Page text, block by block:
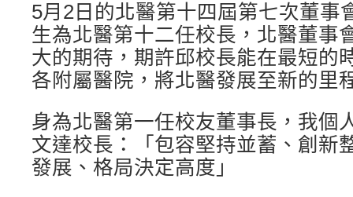
5月2日的北醫第十四屆第七次董事
生為北醫第十二任校長，北醫董事
大的期待，期許邱校長能在最短的
各附屬醫院，將北醫發展至新的里
身為北醫第一任校友董事長，我個
文達校長：「包容堅持並蓄、創新
發展、格局決定高度」